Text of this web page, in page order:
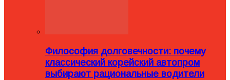
Философия долговечности: почему
классический корейский автопром
выбирают рациональные водители